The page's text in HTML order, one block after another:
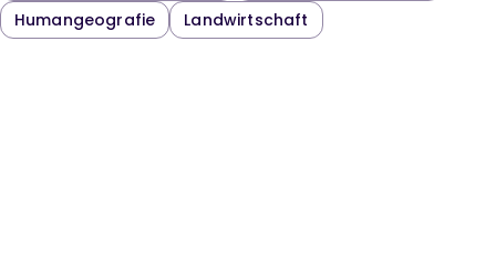
Humangeografie
Landwirtschaft